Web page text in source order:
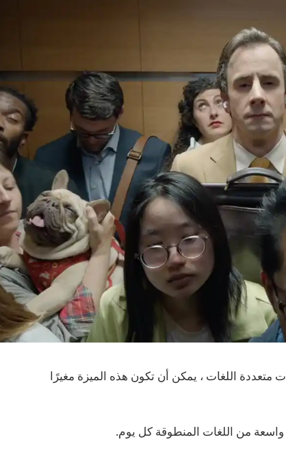
متعددة اللغات ، يمكن أن تكون هذه الميزة مغيرًا
من اللغات المنطوقة كل يوم.